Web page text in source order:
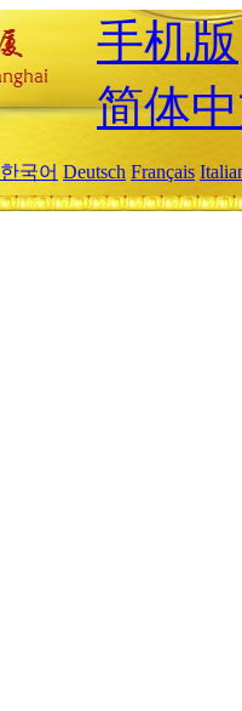
手机版
简体
한국어 Deutsch Français